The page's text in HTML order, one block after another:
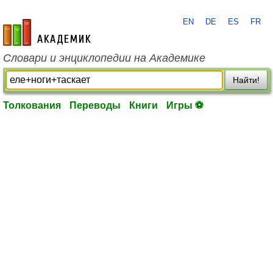
academic.ru
EN DE ES FR
Словари и энциклопедии на Академике
Найти!
Толкования Переводы Книги Игры ⚽